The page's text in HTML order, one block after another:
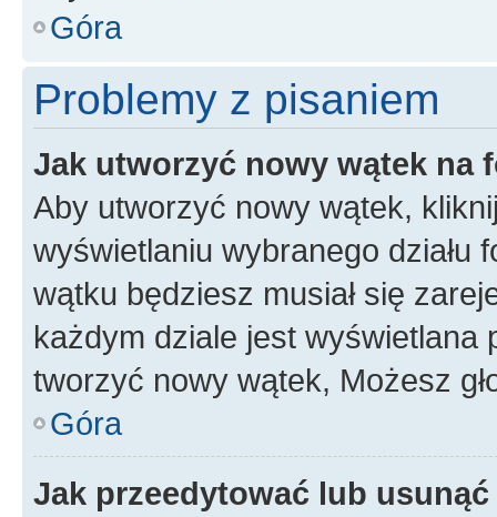
Góra
Problemy z pisaniem
Jak utworzyć nowy wątek na
Aby utworzyć nowy wątek,
wyświetlaniu wybranego działu
wątku będziesz musiał się
każdym dziale jest wyświetlana
tworzyć nowy wątek, Możesz
Góra
Jak przeedytować lub